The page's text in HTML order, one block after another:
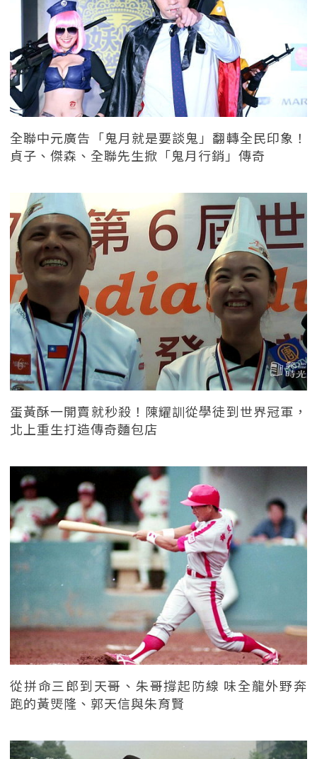
全聯中元廣告「鬼月就是要談鬼」翻轉全民印象！
貞子、傑森、全聯先生掀「鬼月行銷」傳奇
蛋黃酥一開賣就秒殺！陳耀訓從學徒到世界冠軍，
北上重生打造傳奇麵包店
從拼命三郎到天哥、朱哥撐起防線 味全龍外野奔
跑的黃煚隆、郭天信與朱育賢